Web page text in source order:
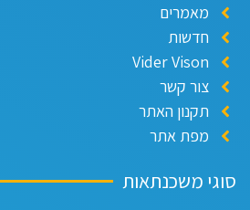
מאמרים
חדשות
Vider Vison
צור קשר
תקנון האתר
מפת אתר
משכנתאות